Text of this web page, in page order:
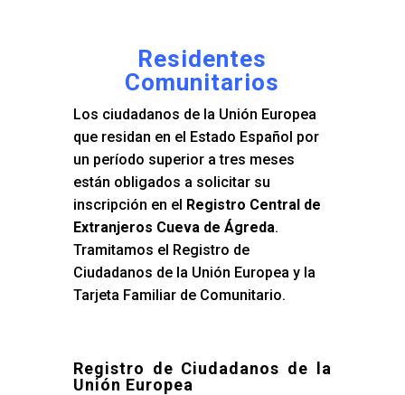
Residentes
Comunitarios
Los ciudadanos de la Unión Europea
que residan en el Estado Español por
un período superior a tres meses
están obligados a solicitar su
inscripción en el Registro Central de
Extranjeros Cueva de Ágreda.
Tramitamos el Registro de
Ciudadanos de la Unión Europea y la
Tarjeta Familiar de Comunitario.
Registro de Ciudadanos de la
Unión Europea